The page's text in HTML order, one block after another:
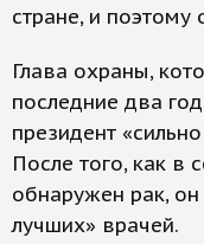
стране, и поэтому
Глава охраны,
последние два
президент
После того, как в
обнаружен рак,
лучших» врачей.